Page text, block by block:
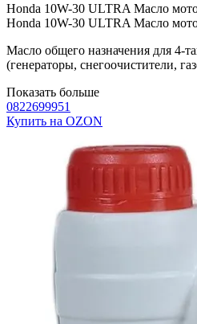
Honda 10W-30 ULTRA Масло
Honda 10W-30 ULTRA Масло
Масло общего назначения для 4-
(генераторы, снегоочистители,
Показать больше
0822699951
Купить на OZON